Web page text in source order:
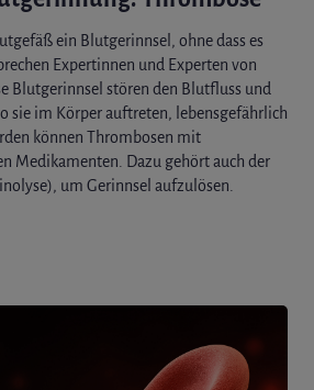
ein Blutgerinnsel, ohne dass es
Expertinnen und Experten von
Blutgerinnsel stören den Blutfluss und
sie im Körper auftreten, lebensgefährlich
können Thrombosen mit
Medikamenten. Dazu gehört auch der
um Gerinnsel aufzulösen.